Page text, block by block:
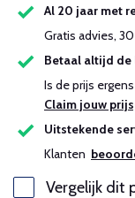
Al 20 jaar met
Gratis advies,
Betaal altijd de
Is de prijs
Claim jouw
Uitstekende
Klanten
Vergelijk dit